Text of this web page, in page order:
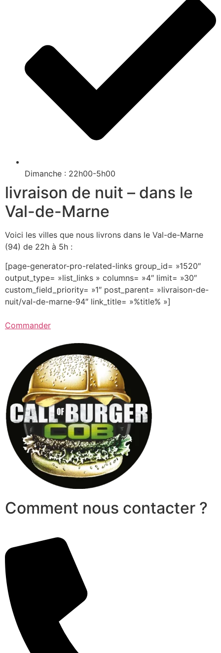
Dimanche : 22h00-5h00
livraison de nuit – dans le
Val-de-Marne
Voici les villes que nous livrons dans le Val-de-Marne
(94) de 22h à 5h :
[page-generator-pro-related-links group_id= »1520″
output_type= »list_links » columns= »4″ limit= »30″
custom_field_priority= »1″ post_parent= »livraison-de-
nuit/val-de-marne-94″ link_title= »%title% »]
Commander
Comment nous contacter ?